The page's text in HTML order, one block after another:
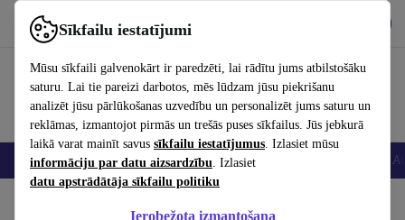
Sīkfailu iestatījumi
Mūsu sīkfaili galvenokārt ir paredzēti, lai rādītu jums atbilstošāku
saturu. Lai tie pareizi darbotos, mēs lūdzam jūsu piekrišanu
analizēt jūsu pārlūkošanas uzvedību un personalizēt jums saturu un
reklāmas, izmantojot pirmās un trešās puses sīkfailus. Jūs jebkurā
laikā varat mainīt savus sīkfailu iestatījumus. Izlasiet mūsu
informāciju par datu aizsardzību. Izlasiet
datu apstrādātāja sīkfailu politiku
Ierobežota izmantošana
Izmantojiet refurbed ātri un viegli
Viedtālruņi Portatīvie datori Planšetes Viedpulksteņi